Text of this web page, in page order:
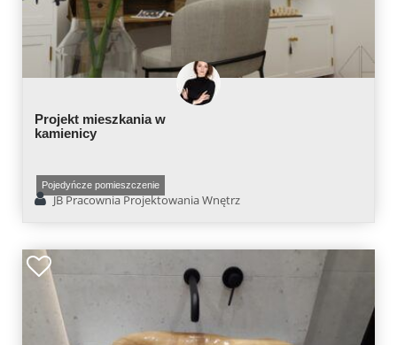
Projekt mieszkania w
kamienicy
Pojedyńcze pomieszczenie
JB Pracownia Projektowania Wnętrz